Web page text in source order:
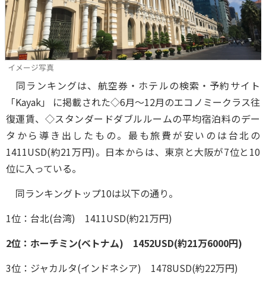
イメージ写真
同ランキングは、航空券・ホテルの検索・予約サイト
「Kayak」 に掲載された◇6月～12月のエコノミークラス往
復運賃、◇スタンダードダブルルームの平均宿泊料のデー
タから導き出したもの。最も旅費が安いのは台北の
1411USD(約21万円)。日本からは、東京と大阪が7位と10
位に入っている。
同ランキングトップ10は以下の通り。
1位：台北(台湾) 1411USD(約21万円)
2位：ホーチミン(ベトナム) 1452USD(約21万6000円)
3位：ジャカルタ(インドネシア) 1478USD(約22万円)